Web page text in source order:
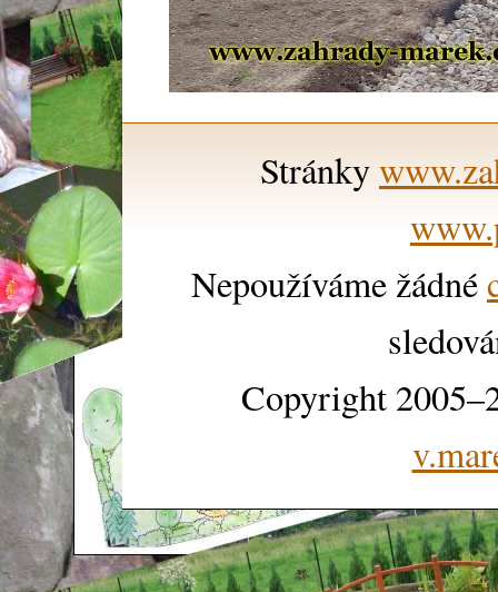
Stránky
Nepoužíváme žádné
Copyright